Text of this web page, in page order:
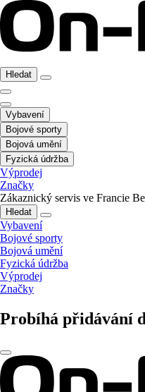
Hledat
Vybavení
Bojové sporty
Bojová umění
Fyzická údržba
Výprodej
Značky
Zákaznický servis ve Francie
Hledat
Vybavení
Bojové sporty
Bojová umění
Fyzická údržba
Výprodej
Značky
Probíhá přidávání